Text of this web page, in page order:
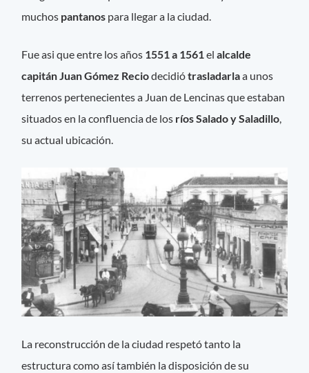
muchos pantanos para llegar a la ciudad.
Fue asi que entre los años 1551 a 1561elalcalde
capitán Juan Gómez Reciodecidiótrasladarlaa unos
terrenos pertenecientes a Juan de Lencinas que estaban
situados en la confluencia de los ríos Salado y Saladillo,
su actual ubicación.
La reconstrucción de la ciudad respetó tanto la
estructura como así también la disposición de su